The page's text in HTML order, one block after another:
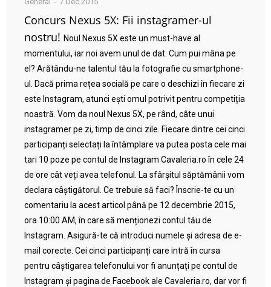
Concurs Nexus 5X: Fii instagramer-ul
nostru! Noul Nexus 5X este un must-have al
momentului, iar noi avem unul de dat. Cum pui mâna pe
el? Arătându-ne talentul tău la fotografie cu smartphone-
ul. Dacă prima rețea socială pe care o deschizi în fiecare zi
este Instagram, atunci ești omul potrivit pentru competiția
noastră. Vom da noul Nexus 5X, pe rând, câte unui
instagramer pe zi, timp de cinci zile. Fiecare dintre cei cinci
participanți selectați la întâmplare va putea posta cele mai
tari 10 poze pe contul de Instagram Cavaleria.ro în cele 24
de ore cât veți avea telefonul. La sfârșitul săptămânii vom
declara câștigătorul. Ce trebuie să faci? Înscrie-te cu un
comentariu la acest articol până pe 12 decembrie 2015,
ora 10:00 AM, în care să menționezi contul tău de
Instagram. Asigură-te că introduci numele și adresa de e-
mail corecte. Cei cinci participanți care intră în cursa
pentru câștigarea telefonului vor fi anunțați pe contul de
Instagram și pagina de Facebook ale Cavaleria.ro, dar vor fi